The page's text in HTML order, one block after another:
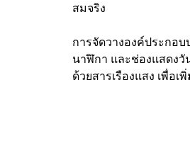
สมจริง
การจัดวางองค์ประกอ
นาฬิกา และช่องแสดง
ด้วยสารเรืองแสง เพื่อ